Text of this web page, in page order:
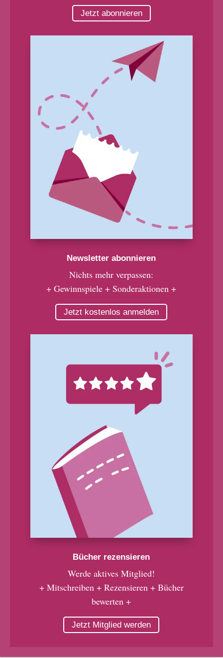
Jetzt abonnieren
Newsletter abonnieren
Nichts mehr verpassen:
+ Gewinnspiele + Sonderaktionen +
Jetzt kostenlos anmelden
Bücher rezensieren
Werde aktives Mitglied!
+ Mitschreiben + Rezensieren + Bücher
bewerten +
Jetzt Mitglied werden